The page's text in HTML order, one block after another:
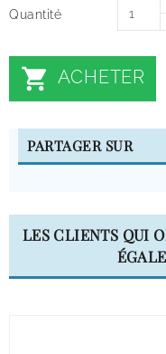
Quantité
 ACHETER
PARTAGER SUR
LES CLIENTS QUI